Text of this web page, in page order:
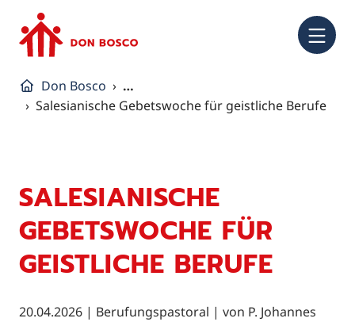
Don Bosco
…
Salesianische Gebetswoche für geistliche Berufe
SALESIANISCHE
GEBETSWOCHE FÜR
GEISTLICHE BERUFE
20.04.2026 | Berufungspastoral | von P. Johannes